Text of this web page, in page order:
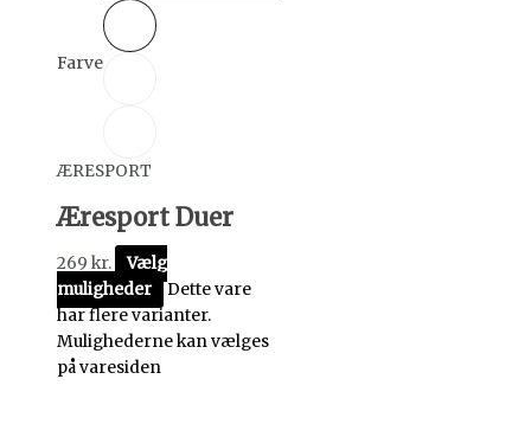
Farve
ÆRESPORT
Æresport Duer
269 kr.
Vælg
muligheder
Dette vare
har flere varianter.
Mulighederne kan vælges
på varesiden